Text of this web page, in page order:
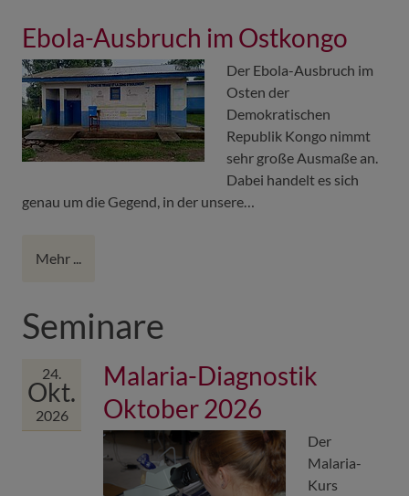
Ebola-Ausbruch im Ostkongo
Der Ebola-Ausbruch im
Osten der
Demokratischen
Republik Kongo nimmt
sehr große Ausmaße an.
Dabei handelt es sich
genau um die Gegend, in der unsere…
Mehr ...
Seminare
24.
Okt.
2026
Malaria-Diagnostik
Oktober 2026
Der
Malaria-
Kurs